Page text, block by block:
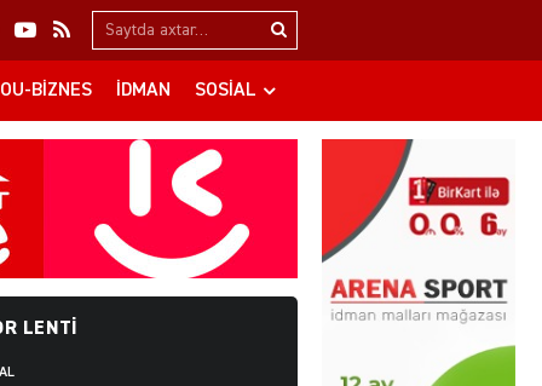
Search…
BIZNES İDMAN SOSIAL
LENTI